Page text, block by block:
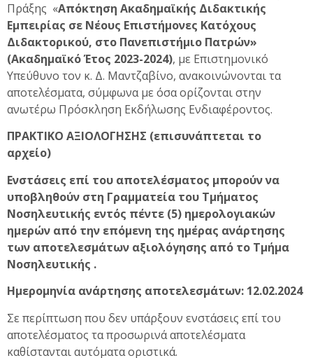
Πράξης «Απόκτηση Ακαδημαϊκής Διδακτικής
Εμπειρίας σε Νέους Επιστήμονες Κατόχους
Διδακτορικού, στο Πανεπιστήμιο Πατρών»
(Ακαδημαϊκό Έτος 2023-2024), με Επιστημονικό
Υπεύθυνο τον κ. Δ. Μαντζαβίνο, ανακοινώνονται τα
αποτελέσματα, σύμφωνα με όσα ορίζονται στην
ανωτέρω Πρόσκληση Εκδήλωσης Ενδιαφέροντος.
ΠΡΑΚΤΙΚΟ ΑΞΙΟΛΟΓΗΣΗΣ (επισυνάπτεται το
αρχείο)
Ενστάσεις επί του αποτελέσματος μπορούν να
υποβληθούν στη Γραμματεία του Τμήματος
Νοσηλευτικής εντός πέντε (5) ημερολογιακών
ημερών από την επόμενη της ημέρας ανάρτησης
των αποτελεσμάτων αξιολόγησης από το Τμήμα
Νοσηλευτικής .
Ημερομηνία ανάρτησης αποτελεσμάτων: 12.02.2024
Σε περίπτωση που δεν υπάρξουν ενστάσεις επί του
αποτελέσματος τα προσωρινά αποτελέσματα
καθίστανται αυτόματα οριστικά.